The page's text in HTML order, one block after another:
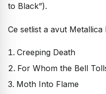
to Black”).
Ce setlist a avut
Creeping Death
For Whom the Bell
Moth Into Flame